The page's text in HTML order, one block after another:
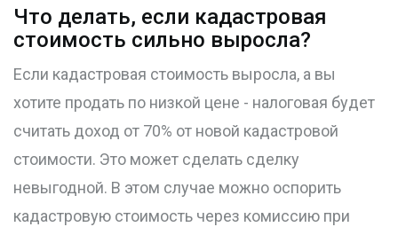
Что делать, если кадастровая
стоимость сильно выросла?
Если кадастровая стоимость выросла, а вы
хотите продать по низкой цене - налоговая будет
считать доход от 70% от новой кадастровой
стоимости. Это может сделать сделку
невыгодной. В этом случае можно оспорить
кадастровую стоимость через комиссию при